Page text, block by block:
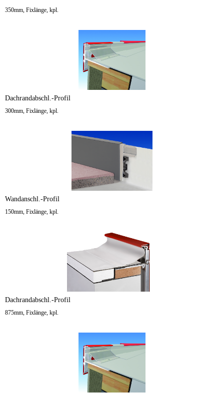
350mm, Fixlänge, kpl.
Dachrandabschl.-Profil
300mm, Fixlänge, kpl.
Wandanschl.-Profil
150mm, Fixlänge, kpl.
Dachrandabschl.-Profil
875mm, Fixlänge, kpl.